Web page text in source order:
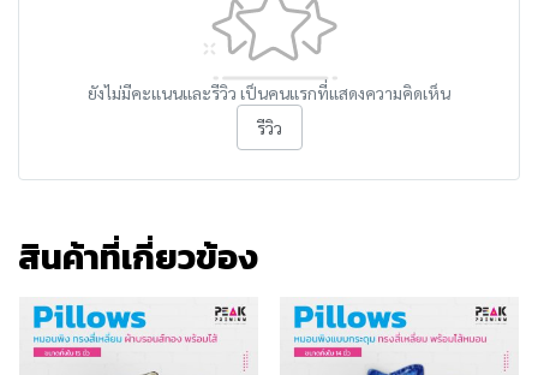
ยังไม่มีคะแนนและรีวิว เป็นคนแรกที่แสดงความคิดเห็น
รีวิว
สินค้าที่เกี่ยวข้อง